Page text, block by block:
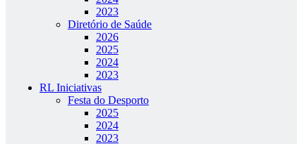
2023
Diretório de Saúde
2026
2025
2024
2023
RL Iniciativas
Festa do Desporto
2025
2024
2023